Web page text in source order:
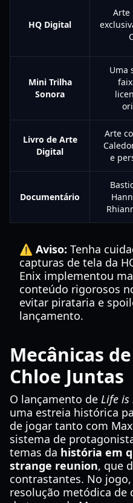
HQ Digital
Arte
Mini Trilha
Sonora
Uma
Livro de Arte
Digital
Arte
e
Documentário
⚠️ Aviso: Tenha
capturas de tela da
Enix implementou
conteúdo rigorosos
evitar pirataria e
lançamento.
Mecânicas
Chloe Juntas
O lançamento de Life is
uma estreia histórica
de jogar tanto com
sistema de
temas da história em
strange reunion, que
contrastantes. No
resolução metódica de